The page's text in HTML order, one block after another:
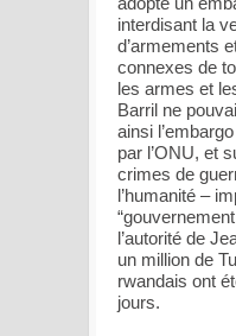
interdisant la
d’armements
connexes de
les armes et
Barril ne
ainsi
par l’ONU, et
crimes de
l’humanité –
l’autorité de
un million de
rwandais ont
jours.